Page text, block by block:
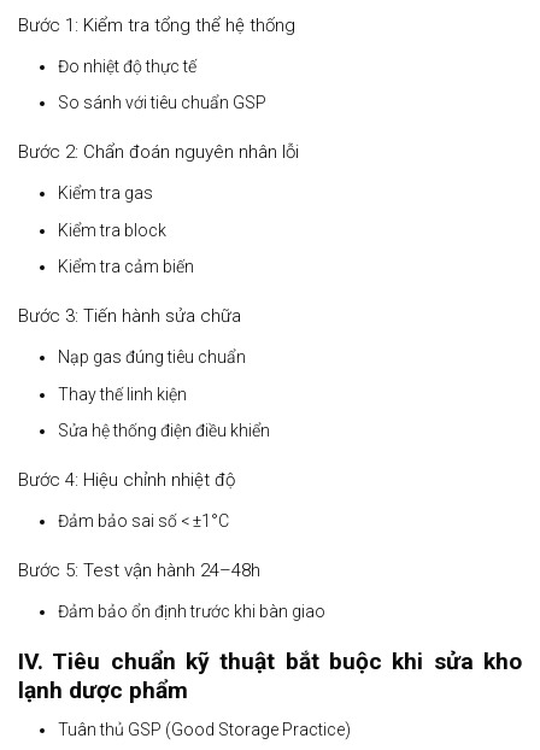
Bước 1: Kiểm tra tổng thể hệ thống
Đo nhiệt độ thực tế
So sánh với tiêu chuẩn GSP
Bước 2: Chẩn đoán nguyên nhân lỗi
Kiểm tra gas
Kiểm tra block
Kiểm tra cảm biến
Bước 3: Tiến hành sửa chữa
Nạp gas đúng tiêu chuẩn
Thay thế linh kiện
Sửa hệ thống điện điều khiển
Bước 4: Hiệu chỉnh nhiệt độ
Đảm bảo sai số < ±1°C
Bước 5: Test vận hành 24–48h
Đảm bảo ổn định trước khi bàn giao
IV. Tiêu chuẩn kỹ thuật bắt buộc khi sửa kho
lạnh dược phẩm
Tuân thủ GSP (Good Storage Practice)